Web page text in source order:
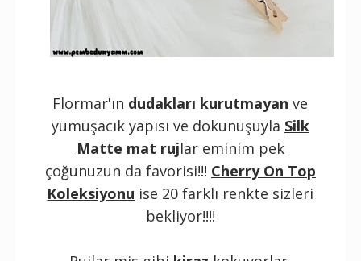
Flormar'ın dudakları kurutmayan ve
yumuşacık yapısı ve dokunuşuyla Silk
Matte mat rujlar eminim pek
çoğunuzun da favorisi!!! Cherry On Top
Koleksiyonu ise 20 farklı renkte sizleri
bekliyor!!!!